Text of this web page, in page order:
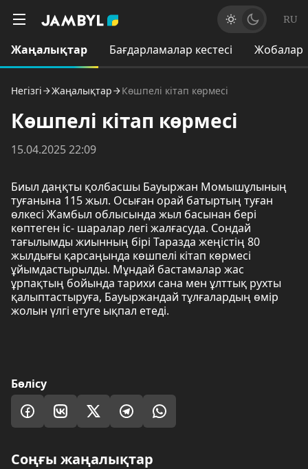
RU
Жаңалықтар Бағдарламалар кестесі Жобалар
Негізгі Жаңалықтар Көшпелі кітап көрмесі
Көшпелі кітап көрмесі
15.04.2025 22:09
Биыл даңқты қолбасшы Бауыржан Момышұлының
туғанына 115 жыл. Осыған орай батыртың туған
өлкесі Жамбыл облысында жыл басынан бері
көптеген іс- шаралар легі жалғасуда. Сондай
тағылымды жиынның бірі Таразда жеңістің 80
жылдығы қарсаңында көшпелі кітап көрмесі
ұйымдастырылды. Мұндай бастамалар жас
ұрпақтың бойында тарихи сана мен ұлттық рухты
қалыптастыруға, Бауыржандай тұлғалардың өмір
жолын үлгі етуге ықпал етеді.
Бөлісу
Соңғы жаңалықтар